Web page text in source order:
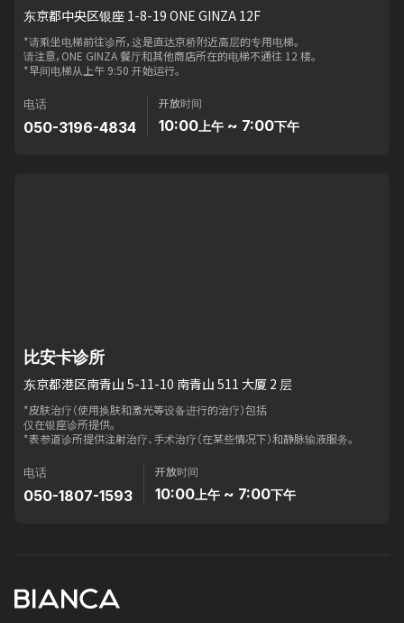
东京都中央区银座 1-8-19 ONE GINZA 12F
*请乘坐电梯前往诊所，这是直达京桥附近高层的专用电梯。
请注意，ONE GINZA 餐厅和其他商店所在的电梯不通往 12 楼。
*早间电梯从上午 9:50 开始运行。
电话
050-3196-4834
开放时间
10:00 上午 ~ 7:00下午
比安卡诊所
东京都港区南青山 5-11-10 南青山 511 大厦 2 层
*皮肤治疗（使用换肤和激光等设备进行的治疗）包括
仅在银座诊所提供。
*表参道诊所提供注射治疗、手术治疗（在某些情况下）和静脉输液服务。
电话
050-1807-1593
开放时间
10:00 上午 ~ 7:00下午